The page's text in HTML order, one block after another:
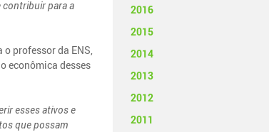
contribuir para a
professor da ENS,
econômica desses
esses ativos e
que possam
2016
2015
2014
2013
2012
2011